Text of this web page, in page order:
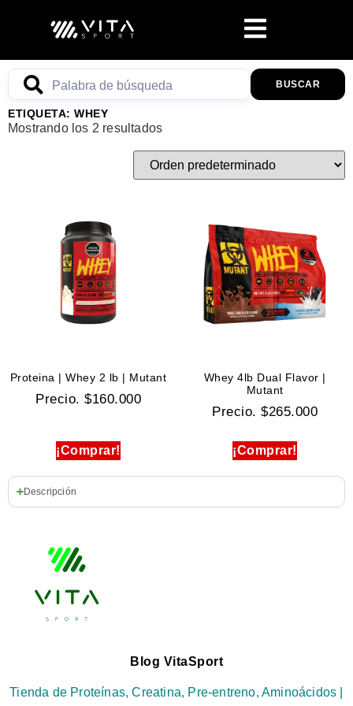
BUSCAR
ETIQUETA: WHEY
Mostrando los 2 resultados
Proteina | Whey 2 lb | Mutant
Precio. $160.000
¡Comprar!
Whey 4lb Dual Flavor |
Mutant
Precio. $265.000
¡Comprar!
Descripción
Blog VitaSport
Tienda de Proteínas, Creatina, Pre-entreno, Aminoácidos |